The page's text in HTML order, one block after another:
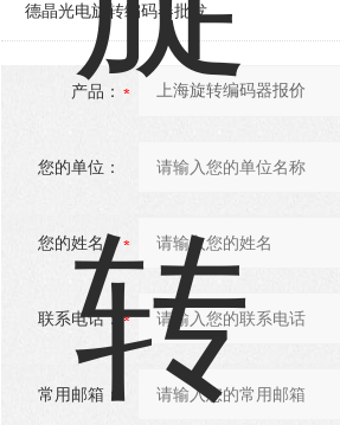
德晶光电旋转编码器批发
产品：
您的单位：
您的姓名：
联系电话：
常用邮箱：